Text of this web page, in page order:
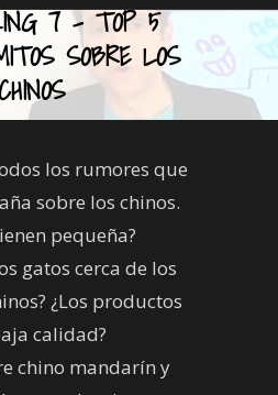
7 – TOP 5
SOBRE LOS
los rumores que
sobre los chinos.
pequeña?
gatos cerca de los
¿Los productos
calidad?
chino mandarín y